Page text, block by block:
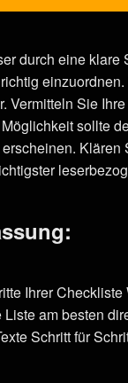
durch eine klare
Vermitteln Sie
sollte
Klären
Ihrer Checkliste
am besten
Schritt für